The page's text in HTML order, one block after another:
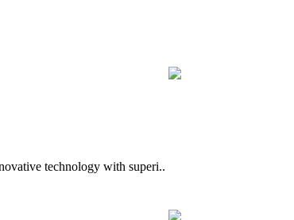
technology with superi..